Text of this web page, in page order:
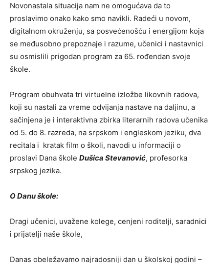
Novonastala situacija nam ne omogućava da to
proslavimo onako kako smo navikli. Radeći u novom,
digitalnom okruženju, sa posvećenošću i energijom koja
se međusobno prepoznaje i razume, učenici i nastavnici
su osmislili prigodan program za 65. rođendan svoje
škole.
Program obuhvata tri virtuelne izložbe likovnih radova,
koji su nastali za vreme odvijanja nastave na daljinu, a
sačinjena je i interaktivna zbirka literarnih radova učenika
od 5. do 8. razreda, na srpskom i engleskom jeziku, dva
recitala i kratak film o školi, navodi u informaciji o
proslavi Dana škole Dušica Stevanović, profesorka
srpskog jezika.
O Danu škole:
Dragi učenici, uvažene kolege, cenjeni roditelji, saradnici
i prijatelji naše škole,
Danas obeležavamo najradosniji dan u školskoj godini –